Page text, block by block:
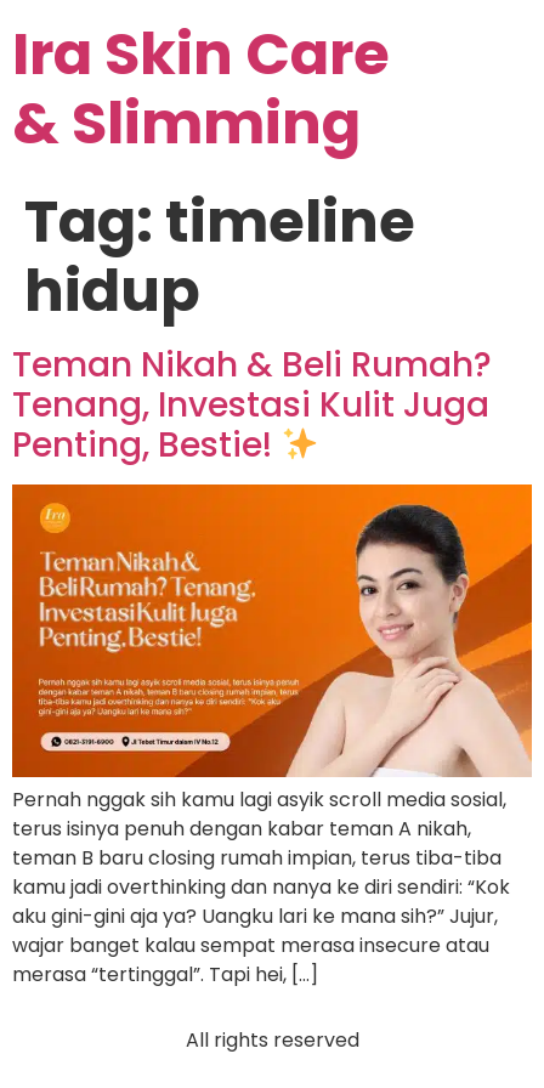
Ira Skin Care
& Slimming
Tag:timeline
hidup
Teman Nikah & Beli Rumah?
Tenang, Investasi Kulit Juga
Penting, Bestie!
Pernah nggak sih kamu lagi asyik scroll media sosial,
terus isinya penuh dengan kabar teman A nikah,
teman B baru closing rumah impian, terus tiba-tiba
kamu jadi overthinking dan nanya ke diri sendiri: “Kok
aku gini-gini aja ya? Uangku lari ke mana sih?” Jujur,
wajar banget kalau sempat merasa insecure atau
merasa “tertinggal”. Tapi hei, […]
All rights reserved